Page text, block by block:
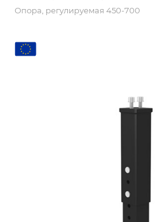
Опора, регулируемая 450-700